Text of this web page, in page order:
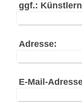
ggf.:
Adresse:
E-Mail-